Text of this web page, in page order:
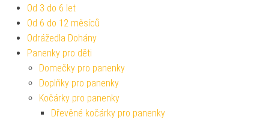
Od 3 do 6 let
Od 6 do 12 měsíců
Odrážedla Dohány
Panenky pro děti
Domečky pro panenky
Doplňky pro panenky
Kočárky pro panenky
Dřevěné kočárky pro panenky